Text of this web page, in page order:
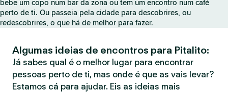
i
n
r
bebe um copo num bar da zona ou tem um encontro num café
perto de ti. Ou passeia pela cidade para descobrires, ou
redescobrires, o que há de melhor para fazer.
Algumas ideias de encontros para Pitalito:
Já sabes qual é o melhor lugar para encontrar
pessoas perto de ti, mas onde é que as vais levar?
Estamos cá para ajudar. Eis as ideias mais